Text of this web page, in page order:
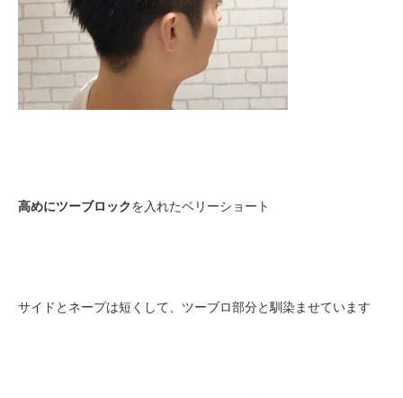
高めにツーブロックを入れたベリーショート
サイドとネープは短くして、ツーブロ部分と馴染ませています